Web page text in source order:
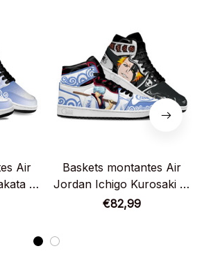
Air
–
Baskets montantes Air
Jordan Ichigo Kurosaki et
Gintoki Sakata –
€82,99